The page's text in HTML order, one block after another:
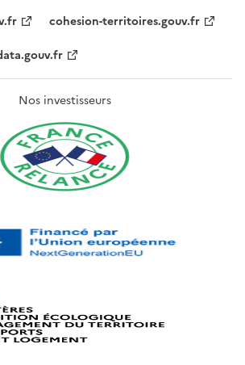
cohesion-territoires.gouv.fr
Nos investisseurs